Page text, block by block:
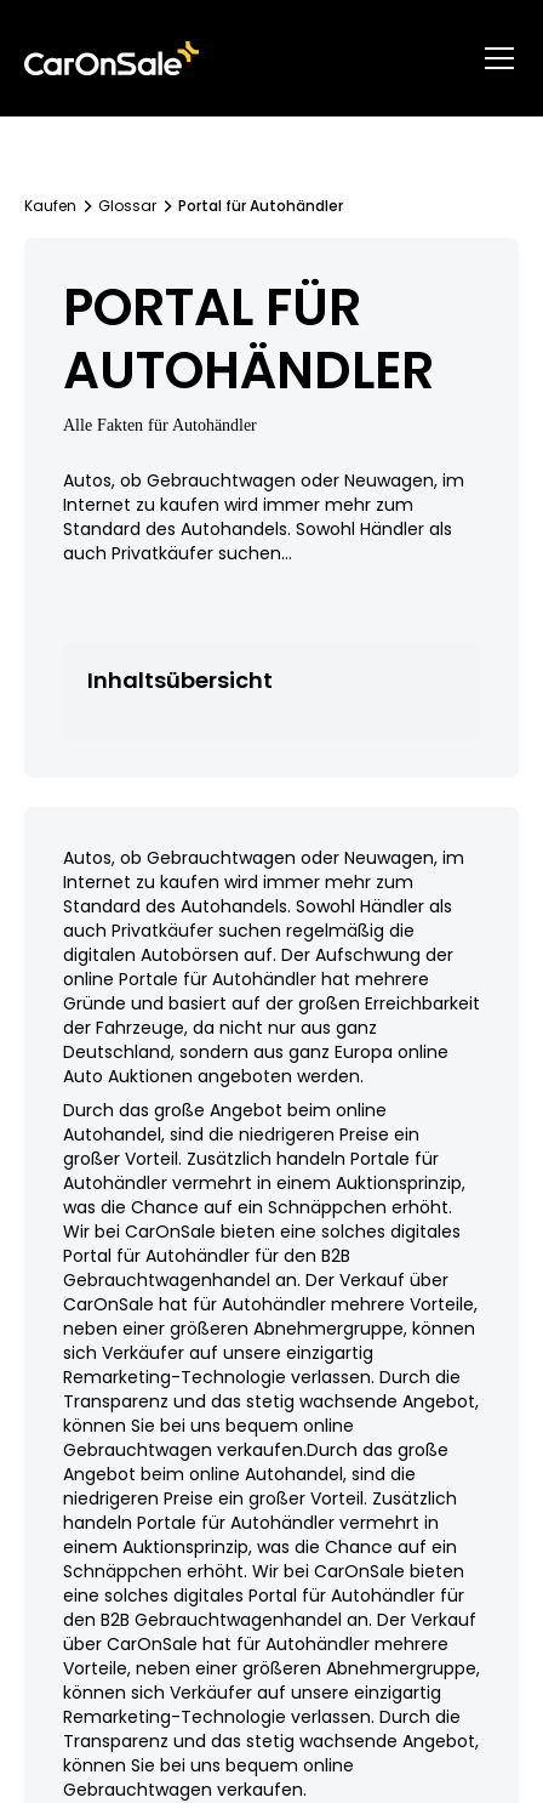
Kaufen Glossar Portal für Autohändler
PORTAL FÜR
AUTOHÄNDLER
Alle Fakten für Autohändler
Autos, ob Gebrauchtwagen oder Neuwagen, im
Internet zu kaufen wird immer mehr zum
Standard des Autohandels. Sowohl Händler als
auch Privatkäufer suchen...
Inhaltsübersicht
Autos, ob Gebrauchtwagen oder Neuwagen, im
Internet zu kaufen wird immer mehr zum
Standard des Autohandels. Sowohl Händler als
auch Privatkäufer suchen regelmäßig die
digitalen Autobörsen auf. Der Aufschwung der
online Portale für Autohändler hat mehrere
Gründe und basiert auf der großen Erreichbarkeit
der Fahrzeuge, da nicht nur aus ganz
Deutschland, sondern aus ganz Europa online
Auto Auktionen angeboten werden.
Durch das große Angebot beim online
Autohandel, sind die niedrigeren Preise ein
großer Vorteil. Zusätzlich handeln Portale für
Autohändler vermehrt in einem Auktionsprinzip,
was die Chance auf ein Schnäppchen erhöht.
Wir bei CarOnSale bieten eine solches digitales
Portal für Autohändler für den B2B
Gebrauchtwagenhandel an. Der Verkauf über
CarOnSale hat für Autohändler mehrere Vorteile,
neben einer größeren Abnehmergruppe, können
sich Verkäufer auf unsere einzigartig
Remarketing-Technologie verlassen. Durch die
Transparenz und das stetig wachsende Angebot,
können Sie bei uns bequem online
Gebrauchtwagen verkaufen.Durch das große
Angebot beim online Autohandel, sind die
niedrigeren Preise ein großer Vorteil. Zusätzlich
handeln Portale für Autohändler vermehrt in
einem Auktionsprinzip, was die Chance auf ein
Schnäppchen erhöht. Wir bei CarOnSale bieten
eine solches digitales Portal für Autohändler für
den B2B Gebrauchtwagenhandel an. Der Verkauf
über CarOnSale hat für Autohändler mehrere
Vorteile, neben einer größeren Abnehmergruppe,
können sich Verkäufer auf unsere einzigartig
Remarketing-Technologie verlassen. Durch die
Transparenz und das stetig wachsende Angebot,
können Sie bei uns bequem online
Gebrauchtwagen verkaufen.